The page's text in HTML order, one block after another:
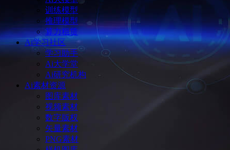
训练模型
推理模型
算力租赁
Ai学习社区
学习助手
Ai大学堂
Ai研究机构
Ai素材资源
图库素材
视频素材
数字版权
矢量素材
PNG素材